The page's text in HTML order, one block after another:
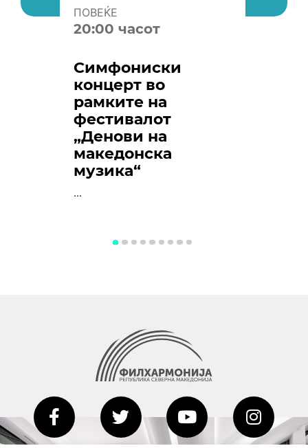
ПОВЕЌЕ
20:00 часот
Симфониски
концерт во
рамките на
фестивалот
„Денови на
македонска
музика“
...